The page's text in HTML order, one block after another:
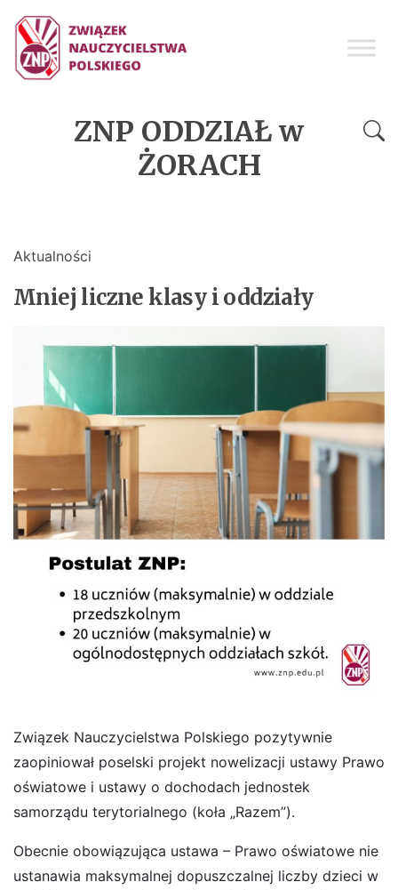
ZNP ODDZIAŁ w
ŻORACH
Aktualności
Mniej liczne klasy i oddziały
Związek Nauczycielstwa Polskiego pozytywnie
zaopiniował poselski projekt nowelizacji ustawy Prawo
oświatowe i ustawy o dochodach jednostek
samorządu terytorialnego (koła „Razem”).
Obecnie obowiązująca ustawa – Prawo oświatowe nie
ustanawia maksymalnej dopuszczalnej liczby dzieci w